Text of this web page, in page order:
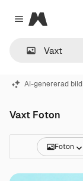
Close menu
Magnific
AI-genererad bild
Vaxt Foton
Foton